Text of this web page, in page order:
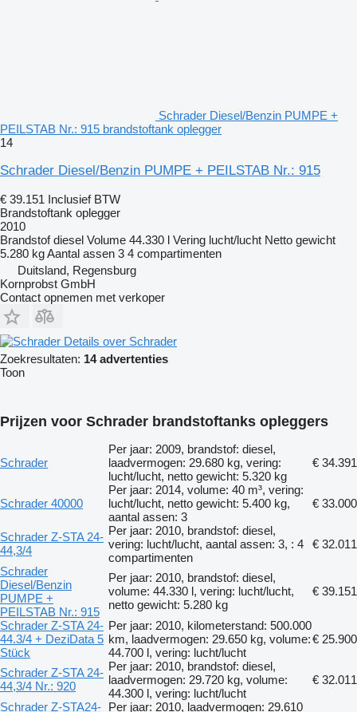
Schrader Diesel/Benzin PUMPE +
PEILSTAB Nr.: 915 brandstoftank oplegger
14
Schrader Diesel/Benzin PUMPE + PEILSTAB Nr.: 915
€ 39.151 Inclusief BTW
Brandstoftank oplegger
2010
Brandstof diesel Volume 44.330 l Vering lucht/lucht Netto gewicht
5.280 kgAantal assen 3 4 compartimenten
Duitsland, Regensburg
Kornprobst GmbH
Contact opnemen met verkoper
Details over Schrader
Zoekresultaten: 14 advertenties
Toon
Prijzen voor Schrader brandstoftanks opleggers
Schrader
Per jaar: 2009, brandstof: diesel,
laadvermogen: 29.680 kg, vering:
lucht/lucht, netto gewicht: 5.320 kg
€ 34.391
Schrader 40000
Per jaar: 2014, volume: 40 m³, vering:
lucht/lucht, netto gewicht: 5.400 kg,
aantal assen: 3
€ 33.000
Schrader Z-STA 24-
44,3/4
Per jaar: 2010, brandstof: diesel,
vering: lucht/lucht, aantal assen: 3, : 4
compartimenten
€ 32.011
Schrader
Diesel/Benzin
PUMPE +
PEILSTAB Nr.: 915
Per jaar: 2010, brandstof: diesel,
volume: 44.330 l, vering: lucht/lucht,
netto gewicht: 5.280 kg
€ 39.151
Schrader Z-STA 24-
44.3/4 + DeziData 5
Stück
Per jaar: 2010, kilometerstand: 500.000
km, laadvermogen: 29.650 kg, volume:
44.700 l, vering: lucht/lucht
€ 25.900
Schrader Z-STA 24-
44,3/4 Nr.: 920
Per jaar: 2010, brandstof: diesel,
laadvermogen: 29.720 kg, volume:
44.300 l, vering: lucht/lucht
€ 32.011
Schrader Z-STA24- Per jaar: 2010, laadvermogen: 29.610